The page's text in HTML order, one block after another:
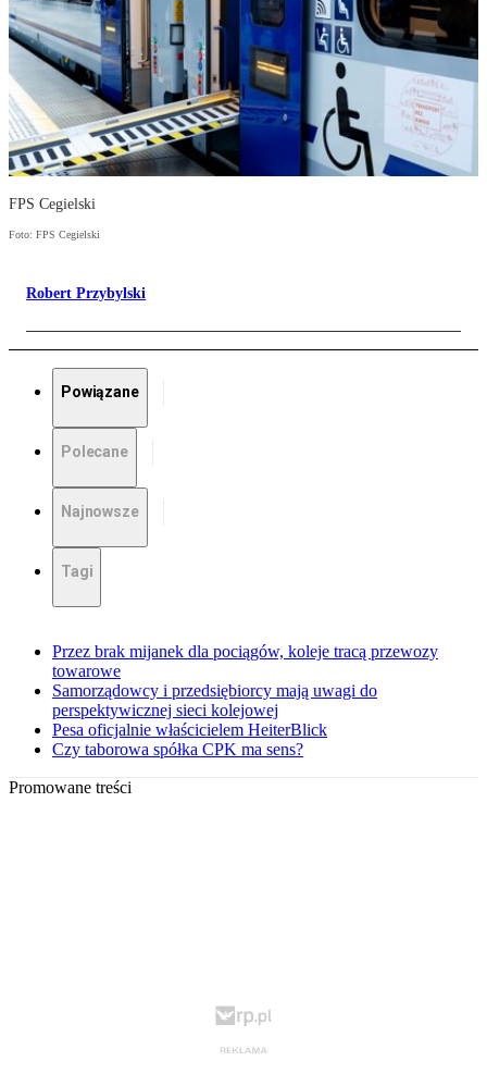
FPS Cegielski
Foto: FPS Cegielski
Robert Przybylski
Powiązane
Polecane
Najnowsze
Tagi
Przez brak mijanek dla pociągów, koleje tracą przewozy
towarowe
Samorządowcy i przedsiębiorcy mają uwagi do
perspektywicznej sieci kolejowej
Pesa oficjalnie właścicielem HeiterBlick
Czy taborowa spółka CPK ma sens?
Promowane treści